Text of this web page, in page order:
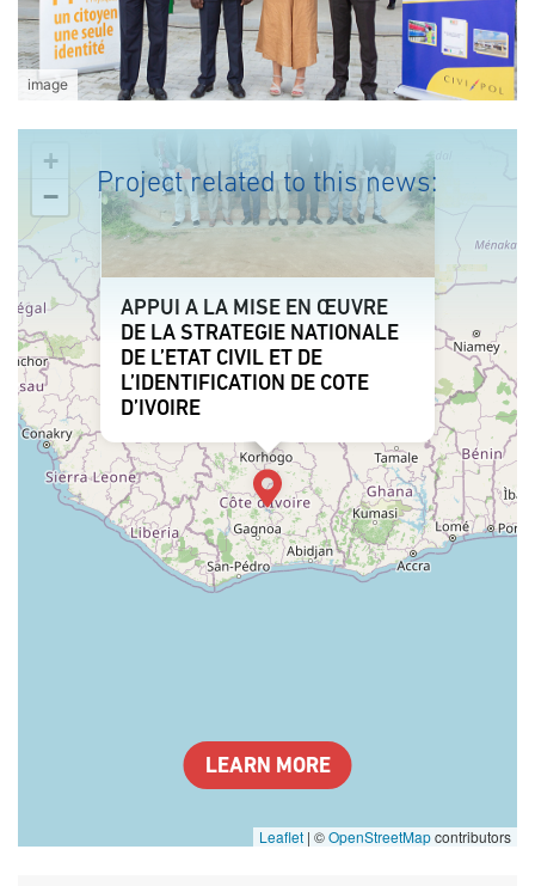
image
Project related to this news:
APPUI A LA MISE EN ŒUVRE
DE LA STRATEGIE NATIONALE
DE L’ETAT CIVIL ET DE
L’IDENTIFICATION DE COTE
D’IVOIRE
+
−
Leaflet | ©OpenStreetMapcontributors
LEARN MORE